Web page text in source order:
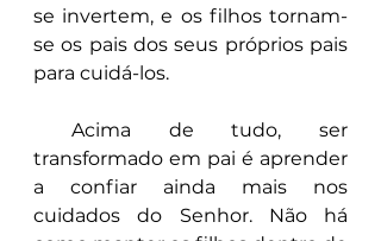
se invertem, e os filhos tornam-
se os pais dos seus próprios pais
para cuidá-los.
transformado em pai é aprender
a confiar ainda mais nos
cuidados do Senhor. Não há